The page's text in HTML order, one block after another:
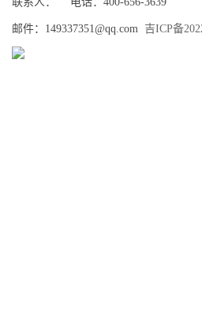
邮件：149337351@qq.com 吉ICP备